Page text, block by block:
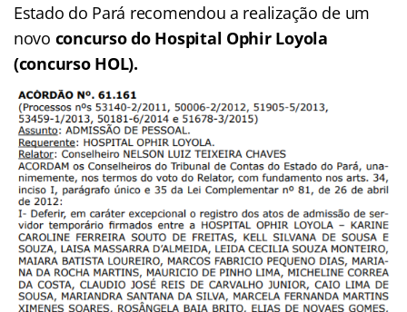
Estado do Pará recomendou a realização de um
novo concurso do Hospital Ophir Loyola
(concurso HOL).